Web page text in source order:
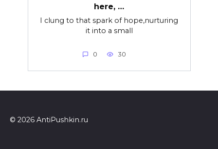
here, …
I clung to that spark of hope,nurturing
it into a small
0 30
© 2026 AntiPushkin.ru